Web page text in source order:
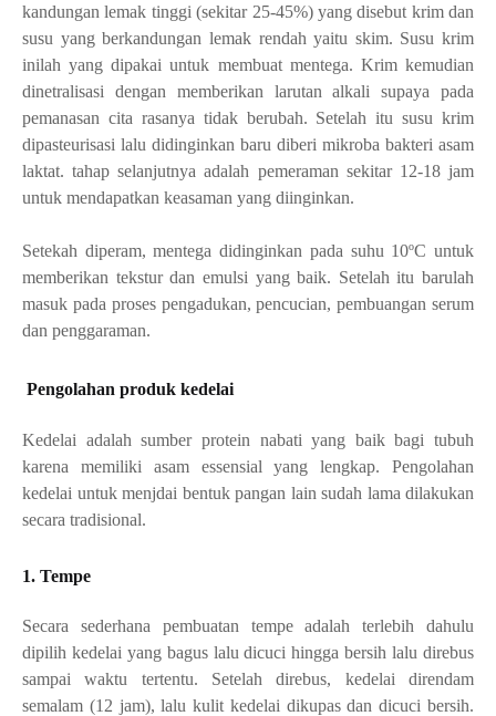
kandungan lemak tinggi (sekitar 25-45%) yang disebut krim dan
susu yang berkandungan lemak rendah yaitu skim. Susu krim
inilah yang dipakai untuk membuat mentega. Krim kemudian
dinetralisasi dengan memberikan larutan alkali supaya pada
pemanasan cita rasanya tidak berubah. Setelah itu susu krim
dipasteurisasi lalu didinginkan baru diberi mikroba bakteri asam
laktat. tahap selanjutnya adalah pemeraman sekitar 12-18 jam
untuk mendapatkan keasaman yang diinginkan.
Setekah diperam, mentega didinginkan pada suhu 10ºC untuk
memberikan tekstur dan emulsi yang baik. Setelah itu barulah
masuk pada proses pengadukan, pencucian, pembuangan serum
dan penggaraman.
Pengolahan produk kedelai
Kedelai adalah sumber protein nabati yang baik bagi tubuh
karena memiliki asam essensial yang lengkap. Pengolahan
kedelai untuk menjdai bentuk pangan lain sudah lama dilakukan
secara tradisional.
1. Tempe
Secara sederhana pembuatan tempe adalah terlebih dahulu
dipilih kedelai yang bagus lalu dicuci hingga bersih lalu direbus
sampai waktu tertentu. Setelah direbus, kedelai direndam
semalam (12 jam), lalu kulit kedelai dikupas dan dicuci bersih.